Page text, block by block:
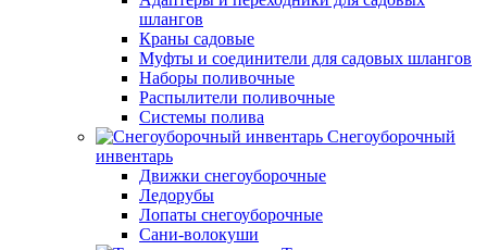
шлангов
Краны садовые
Муфты и соединители для садовых шлангов
Наборы поливочные
Распылители поливочные
Системы полива
Снегоуборочный
инвентарь
Движки снегоуборочные
Ледорубы
Лопаты снегоуборочные
Сани-волокуши